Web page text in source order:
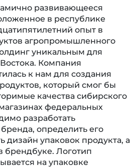
развивающееся
в республике
опыт в
агропромышленного
уникальным для
Компания
к нам для создания
который смог бы
качества сибирского
федеральных
разработать
определить его
дизайн упаковок продукта, а
брендбуке. Логотип
на упаковке